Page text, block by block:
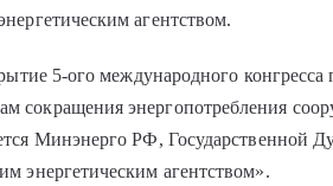
агентством.
5-ого международного конгресса
сокращения энергопотребления
Минэнерго РФ, Государственной
энергетическим агентством».